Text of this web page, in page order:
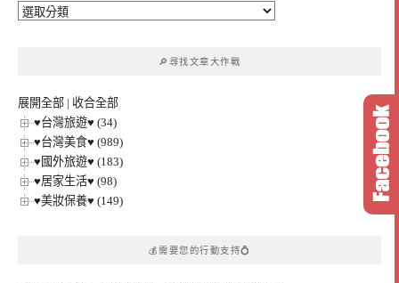
🔎
🔎尋找文章大作戰
展開全部 | 收合全部
♥台灣旅遊♥ (34)
♥台灣美食♥ (989)
♥國外旅遊♥ (183)
♥居家生活♥ (98)
♥美妝保養♥ (149)
💰需要您的行動支持💍